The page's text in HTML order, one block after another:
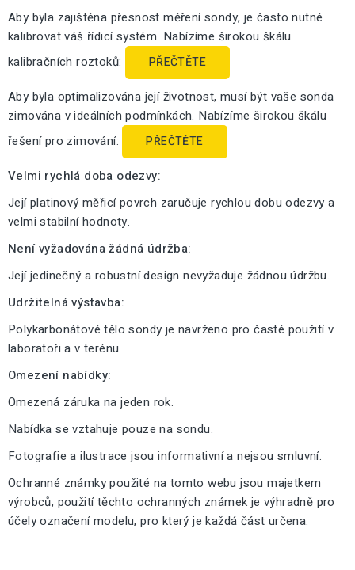
Aby byla zajištěna přesnost měření sondy, je často nutné
kalibrovat váš řídicí systém. Nabízíme širokou škálu
kalibračních roztoků:
PŘEČTĚTE
Aby byla optimalizována její životnost, musí být vaše sonda
zimována v ideálních podmínkách. Nabízíme širokou škálu
řešení pro zimování:
PŘEČTĚTE
Velmi rychlá doba odezvy:
Její platinový měřicí povrch zaručuje rychlou dobu odezvy a
velmi stabilní hodnoty.
Není vyžadována žádná údržba:
Její jedinečný a robustní design nevyžaduje žádnou údržbu.
Udržitelná výstavba:
Polykarbonátové tělo sondy je navrženo pro časté použití v
laboratoři a v terénu.
Omezení nabídky:
Omezená záruka na jeden rok.
Nabídka se vztahuje pouze na sondu.
Fotografie a ilustrace jsou informativní a nejsou smluvní.
Ochranné známky použité na tomto webu jsou majetkem
výrobců, použití těchto ochranných známek je výhradně pro
účely označení modelu, pro který je každá část určena.